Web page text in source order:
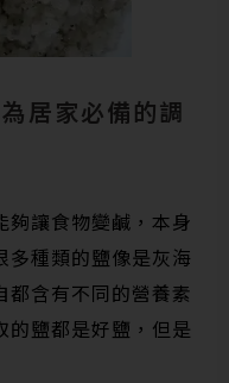
居家必備的調
夠讓食物變鹹，本身
多種類的鹽像是灰海
都含有不同的營養素
的鹽都是好鹽，但是